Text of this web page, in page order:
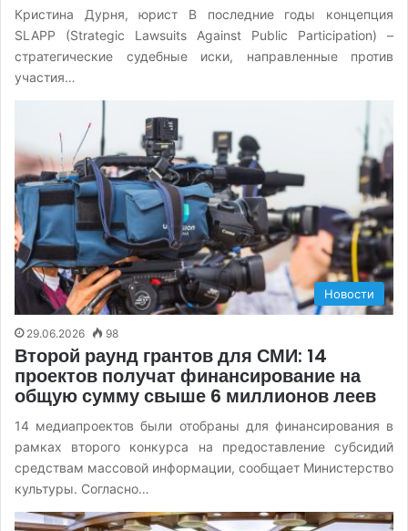
Кристина Дурня, юрист В последние годы концепция
SLAPP (Strategic Lawsuits Against Public Participation) –
стратегические судебные иски, направленные против
участия…
Новости
29.06.2026 98
Второй раунд грантов для СМИ: 14
проектов получат финансирование на
общую сумму свыше 6 миллионов леев
14 медиапроектов были отобраны для финансирования в
рамках второго конкурса на предоставление субсидий
средствам массовой информации, сообщает Министерство
культуры. Согласно…